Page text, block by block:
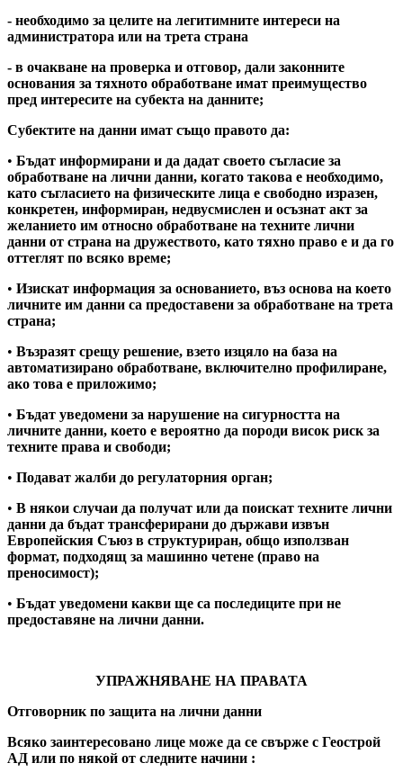
- необходимо за целите на легитимните интереси на
администратора или на трета страна
- в очакване на проверка и отговор, дали законните
основания за тяхното обработване имат преимущество
пред интересите на субекта на данните;
Субектите на данни имат също правото да:
• Бъдат информирани и да дадат своето съгласие за
обработване на лични данни, когато такова е необходимо,
като съгласието на физическите лица е свободно изразен,
конкретен, информиран, недвусмислен и осъзнат акт за
желанието им относно обработване на техните лични
данни от страна на дружеството, като тяхно право е и да го
оттеглят по всяко време;
• Изискат информация за основанието, въз основа на което
личните им данни са предоставени за обработване на трета
страна;
• Възразят срещу решение, взето изцяло на база на
автоматизирано обработване, включително профилиране,
ако това е приложимо;
• Бъдат уведомени за нарушение на сигурността на
личните данни, което е вероятно да породи висок риск за
техните права и свободи;
• Подават жалби до регулаторния орган;
• В някои случаи да получат или да поискат техните лични
данни да бъдат трансферирани до държави извън
Европейския Съюз в структуриран, общо използван
формат, подходящ за машинно четене (право на
преносимост);
• Бъдат уведомени какви ще са последиците при не
предоставяне на лични данни.
УПРАЖНЯВАНЕ НА ПРАВАТА
Отговорник по защита на лични данни
Всяко заинтересовано лице може да се свърже с Геострой
АД или по някой от следните начини :